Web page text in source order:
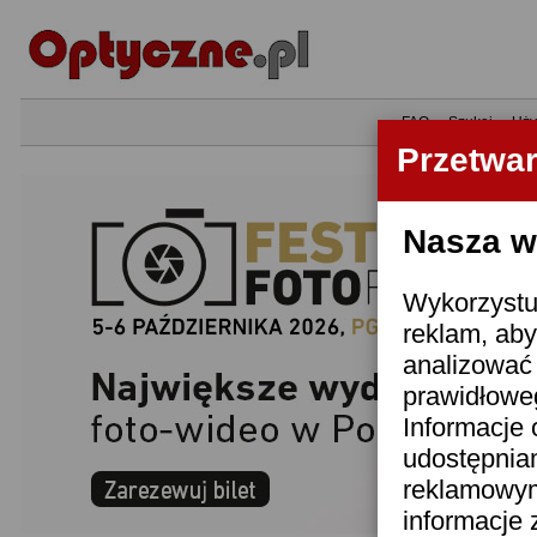
Nasza
reklam,
Informacje
informacje
•FAQ•Szukaj•